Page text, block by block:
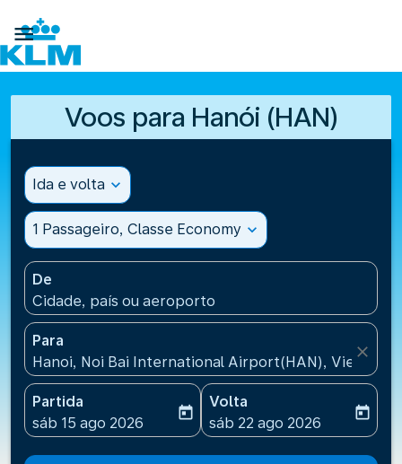

Voos para Hanói (HAN)
Ida e volta expand_more
1 Passageiro, Classe Economy expand_more
De
Cidade, país ou aeroporto
Para
Hanoi, Noi Bai International Airport(HAN), Vietnam
close
Partida
fc-booking-departure-date-aria-label
sáb 15 ago 2026
today
Volta
fc-booking-return-date-
sáb 22 ago 2026
today